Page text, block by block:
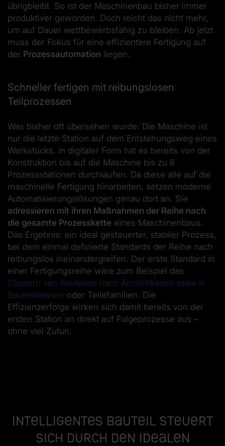
übrigbleibt. So ist der Maschinenbau bisher immer
produktiver geworden. Doch reicht das nicht mehr,
um auf Dauer wettbewerbsfähig zu bleiben. Ab jetzt
muss der Fokus für eine effizientere Fertigung auf
der Prozessautomation liegen.
Schneller fertigen mit reibungslosen
Teilprozessen
Was bisher oft übersehen wurde: Die Maschine ist
nur die letzte Station auf dem Entstehungsweg eines
Werkstücks. In digitaler Form hat es bereits von der
Konstruktion bis auf die Maschine bis zu 6
Prozessstationen durchlaufen. Da diese alle auf die
maschinelle Fertigung hinarbeiten, setzen moderne
Automatisierungslösungen genau dort an. Sie
adressieren mit ihren Maßnahmen der Reihe nach
die gesamte Prozesskette eines Maschinenbaus.
Das Ergebnis: ein ideal gesteuerter, stabiler Prozess,
bei dem einmal definierte Standards der Reihe nach
reibungslos ineinandergreifen. Der erste Standard in
einer Fertigungsreihe wäre zum Beispiel das
Clustern von Bauteilen nach Ähnlichkeiten etwa in
Bauteilklassen oder Teilefamilien. Die
Effizienzerfolge wirken sich damit bereits von der
ersten Station an direkt auf Folgeprozesse aus –
ohne viel Zutun.
Intelligentes Bauteil steuert
sich durch den idealen